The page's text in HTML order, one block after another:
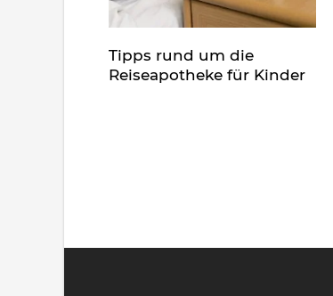
Tipps rund um die
Reiseapotheke für Kinder